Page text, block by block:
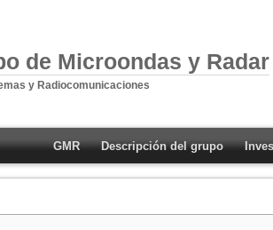
de Microondas y Radar
y Radiocomunicaciones
GMR Descripción del grupo